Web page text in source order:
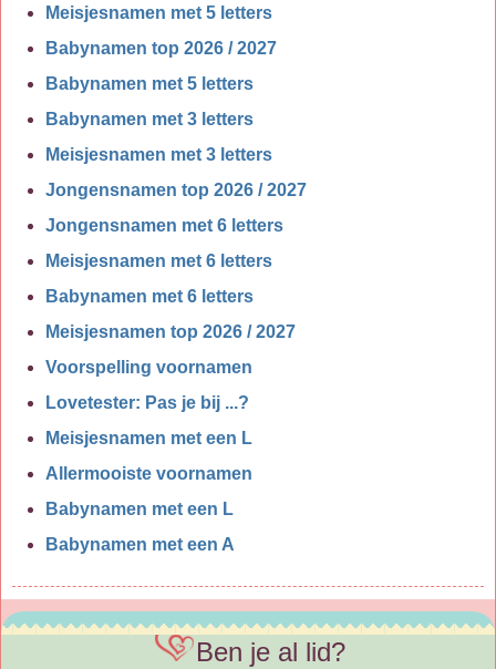
Meisjesnamen met 5 letters
Babynamen top 2026 / 2027
Babynamen met 5 letters
Babynamen met 3 letters
Meisjesnamen met 3 letters
Jongensnamen top 2026 / 2027
Jongensnamen met 6 letters
Meisjesnamen met 6 letters
Babynamen met 6 letters
Meisjesnamen top 2026 / 2027
Voorspelling voornamen
Lovetester: Pas je bij ...?
Meisjesnamen met een L
Allermooiste voornamen
Babynamen met een L
Babynamen met een A
Ben je al lid?